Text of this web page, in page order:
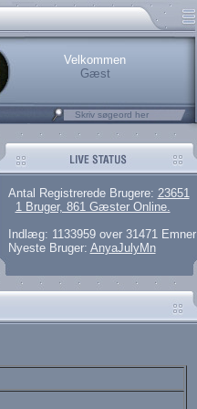
brugere
artikler og 135 guides
her.
Velkommen
Gæst
Antal Registrerede Brugere: 23651
1 Bruger, 861 Gæster Online.
Indlæg: 1133959 over 31471 Emner
Nyeste Bruger: AnyaJulyMn